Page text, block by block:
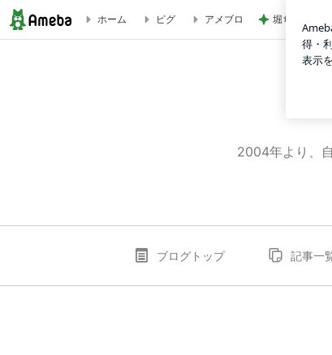
ホーム ピグ アメブロ 堀ちえみ 好
2004年より、
ブログトップ 記事一